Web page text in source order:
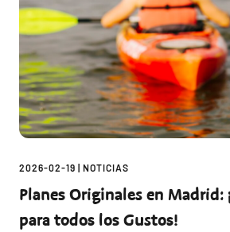
2026-02-19 | NOTICIAS
Planes Originales en Madrid:
para todos los Gustos!